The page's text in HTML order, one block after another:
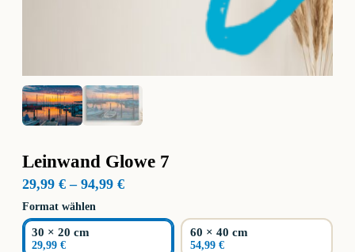
Leinwand Glowe 7
29,99 € – 94,99 €Preisspanne:
bis
Format wählen
30 × 20 cm
29,99 €
60 × 40 cm
54,99 €